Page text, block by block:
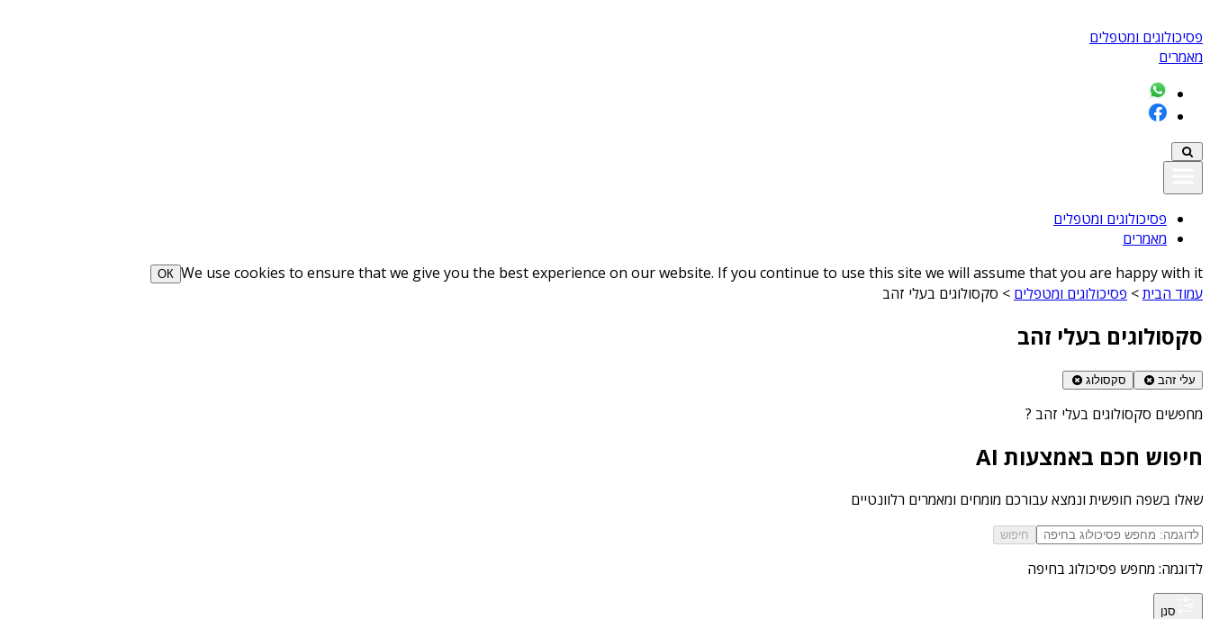
פסיכולוגים ומטפלים
מאמרים
פסיכולוגים ומטפלים
מאמרים
We use cookies to ensure that we give you the best experience on our website. If you continue to use this site we will assume that you are happy with it
ОК
עמוד הבית> פסיכולוגים ומטפלים > סקסולוגים בעלי זהב
סקסולוגים בעלי זהב
עלי זהב סקסולוג
מחפשים סקסולוגים בעלי זהב ?
חיפוש חכם באמצעות AI
שאלו בשפה חופשית ונמצא עבורכם מומחים ומאמרים רלוונטיים
חיפוש
לדוגמה: מחפש פסיכולוג בחיפה
סנן